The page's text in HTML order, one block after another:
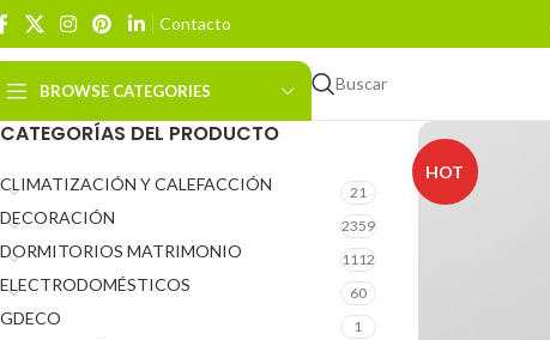
Contacto
BROWSE CATEGORIES Buscar
CATEGORÍAS DEL PRODUCTO
CLIMATIZACIÓN Y CALEFACCIÓN 21
DECORACIÓN 2359
DORMITORIOS MATRIMONIO 1112
ELECTRODOMÉSTICOS 60
GDECO 1
HOT